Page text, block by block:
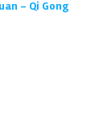
– Qi Gong